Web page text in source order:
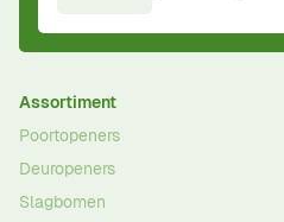
Assortiment
Poortopeners
Deuropeners
Slagbomen